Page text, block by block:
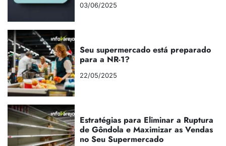
03/06/2025
Seu supermercado está preparado
para a NR-1?
22/05/2025
Estratégias para Eliminar a Ruptura
de Gôndola e Maximizar as Vendas
no Seu Supermercado